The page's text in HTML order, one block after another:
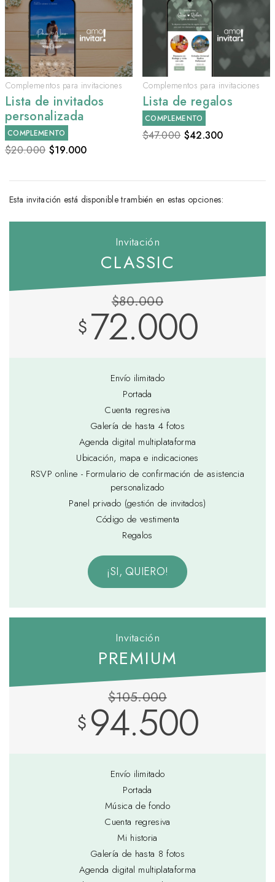
Complementos para invitaciones
Lista de invitados
personalizada
COMPLEMENTO
$20.000$19.000
Complementos para invitaciones
Lista de regalos
COMPLEMENTO
$47.000$42.300
Esta invitación está disponible trambién en estas opciones:
Invitación
CLASSIC
$80.000
$72.000
Envío ilimitado
Portada
Cuenta regresiva
Galería de hasta 4 fotos
Agenda digital multiplataforma
Ubicación, mapa e indicaciones
RSVP online - Formulario de confirmación de asistencia
personalizado
Panel privado (gestión de invitados)
Código de vestimenta
Regalos
¡SI, QUIERO!
Invitación
PREMIUM
$105.000
$ 94.500
Envío ilimitado
Portada
Música de fondo
Cuenta regresiva
Mi historia
Galería de hasta 8 fotos
Agenda digital multiplataforma